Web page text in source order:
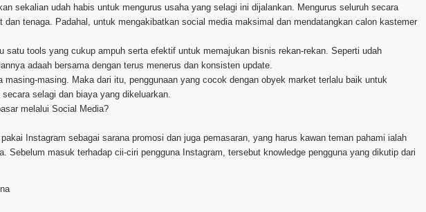
sekalian udah habis untuk mengurus usaha yang selagi ini dijalankan. Mengurus seluruh secara
tenaga. Padahal, untuk mengakibatkan social media maksimal dan mendatangkan calon kastemer
satu tools yang cukup ampuh serta efektif untuk memajukan bisnis rekan-rekan. Seperti udah
adaah bersama dengan terus menerus dan konsisten update.
masing-masing. Maka dari itu, penggunaan yang cocok dengan obyek market terlalu baik untuk
selagi dan biaya yang dikeluarkan.
melalui Social Media?
Instagram sebagai sarana promosi dan juga pemasaran, yang harus kawan teman pahami ialah
Sebelum masuk terhadap cii-ciri pengguna Instagram, tersebut knowledge pengguna yang dikutip dari